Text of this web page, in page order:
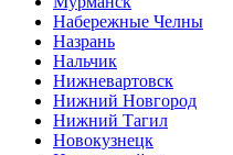
Набережные Челны
Назрань
Нальчик
Нижневартовск
Нижний Новгород
Нижний Тагил
Новокузнецк